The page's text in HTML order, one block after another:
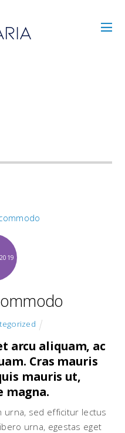
2019
arcu aliquam, ac
Cras mauris
mauris ut,
magna.
urna, sed efficitur lectus
urna, egestas eget